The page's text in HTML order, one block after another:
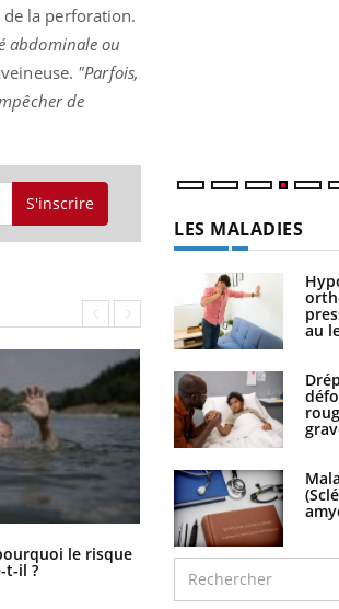
de la perforation.
abdominale ou
"Parfois,
de
S'inscrire
le risque
t-il ?
Le Viagra pourrait-il
propagation du
LES MALADIES
au